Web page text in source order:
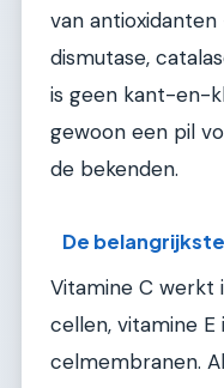
van
dismutase,
is geen kant-en-
gewoon een pil
de bekenden.
De
Vitamine C werkt
cellen, vitamine E
celmembranen.